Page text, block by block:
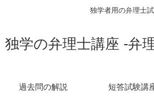
独学者用の弁理士
独学の弁理士講座 -弁
過去問の解説 短答試験講